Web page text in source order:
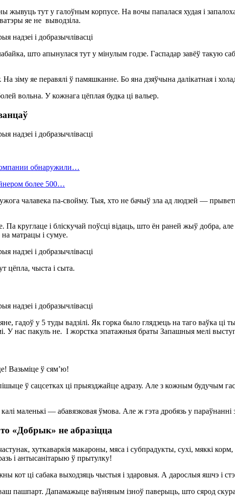
тут у галоўным корпусе. На вочы папалася худая і
яе не выводзіла.
што апынулася тут у мінулым годзе. Гаспадар завёў такую
На зіму яе перавялі ў памяшканне. Бо яна дзяўчына далікатная і
вольна. У кожнага цёплая будка ці вальер.
обнаружили…
более 500…
чалавека па-свойму. Тыя, хто не бачыў зла ад людзей —
Па круглаце і бліскучай поўсці відаць, што ён раней жыў добра,
матрацы і сумуе.
цёпла, чыста і сыта.
гадоў у 5 туды вадзілі. Як горка было глядзець на таго ваўка ці
У нас пакуль не. І жорстка эпатажныя браты Запашныя мелі
Вазьміце ў сям’ю!
ў сацсетках ці прыязджайце адразу. Але з кожным будучым
маленькі — абавязковая ўмова. Але ж гэта дробязь у параўнанні
«Добрык» не абразіцца
хуткаваркія макароны, мяса і субпрадукты, сухі, мяккі
і антысанітарыю ў прытулку!
кот ці сабака выходзяць чыстыя і здаровыя. А дарослыя яшчэ і
ваш пашпарт. Дапамажыце ваўняным ізноў паверыць, што сярод